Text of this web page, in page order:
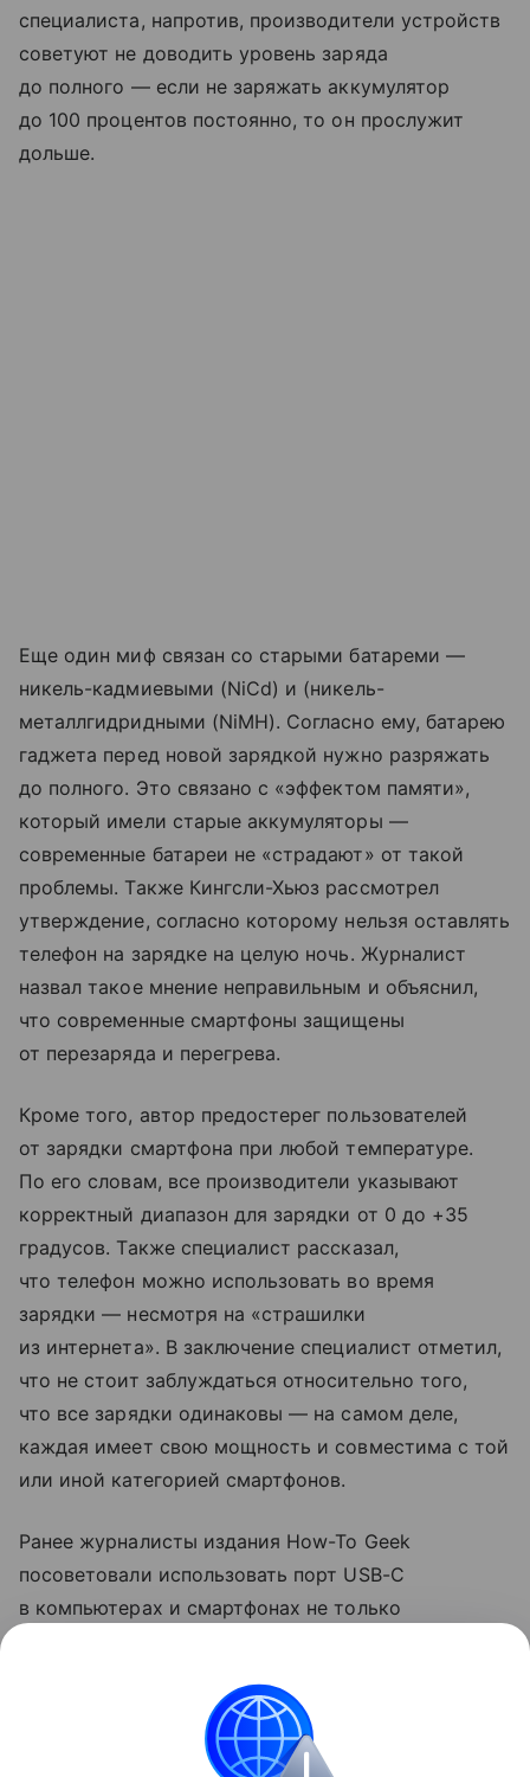
специалиста, напротив, производители устройств
советуют не доводить уровень заряда
до полного — если не заряжать аккумулятор
до 100 процентов постоянно, то он прослужит
дольше.
Еще один миф связан со старыми батареми —
никель-кадмиевыми (NiCd) и (никель-
металлгидридными (NiMH). Согласно ему, батарею
гаджета перед новой зарядкой нужно разряжать
до полного. Это связано с «эффектом памяти»,
который имели старые аккумуляторы —
современные батареи не «страдают» от такой
проблемы. Также Кингсли-Хьюз рассмотрел
утверждение, согласно которому нельзя оставлять
телефон на зарядке на целую ночь. Журналист
назвал такое мнение неправильным и объяснил,
что современные смартфоны защищены
от перезаряда и перегрева.
Кроме того, автор предостерег пользователей
от зарядки смартфона при любой температуре.
По его словам, все производители указывают
корректный диапазон для зарядки от 0 до +35
градусов. Также специалист рассказал,
что телефон можно использовать во время
зарядки — несмотря на «страшилки
из интернета». В заключение специалист отметил,
что не стоит заблуждаться относительно того,
что все зарядки одинаковы — на самом деле,
каждая имеет свою мощность и совместима с той
или иной категорией смартфонов.
Ранее журналисты издания How-To Geek
посоветовали использовать порт USB-C
в компьютерах и смартфонах не только
скорости и подключаться к мониторам.